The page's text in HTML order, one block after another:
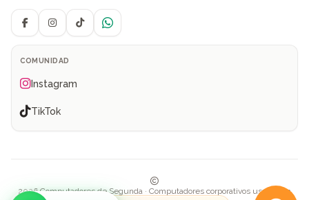
FacebookInstagramTikTokWhatsApp
COMUNIDAD
Instagram
TikTok
2026 Computadores de Segunda · Computadores corporativos usados en